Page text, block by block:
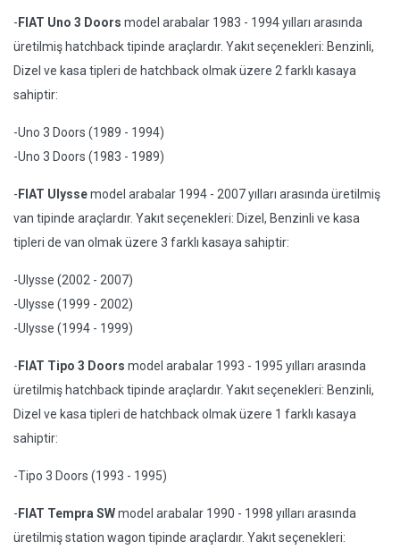
- FIAT Uno 3 Doors model arabalar 1983 - 1994 yılları arasında
üretilmiş hatchback tipinde araçlardır. Yakıt seçenekleri: Benzinli,
Dizel ve kasa tipleri de hatchback olmak üzere 2 farklı kasaya
sahiptir:
-Uno 3 Doors (1989 - 1994)
-Uno 3 Doors (1983 - 1989)
- FIAT Ulyssemodel arabalar 1994 - 2007 yılları arasında üretilmiş
van tipinde araçlardır. Yakıt seçenekleri: Dizel, Benzinli ve kasa
tipleri de van olmak üzere 3 farklı kasaya sahiptir:
-Ulysse (2002 - 2007)
-Ulysse (1999 - 2002)
-Ulysse (1994 - 1999)
- FIAT Tipo 3 Doors model arabalar 1993 - 1995 yılları arasında
üretilmiş hatchback tipinde araçlardır. Yakıt seçenekleri: Benzinli,
Dizel ve kasa tipleri de hatchback olmak üzere 1 farklı kasaya
sahiptir:
-Tipo 3 Doors (1993 - 1995)
- FIAT Tempra SWmodel arabalar 1990 - 1998 yılları arasında
üretilmiş station wagon tipinde araçlardır. Yakıt seçenekleri: